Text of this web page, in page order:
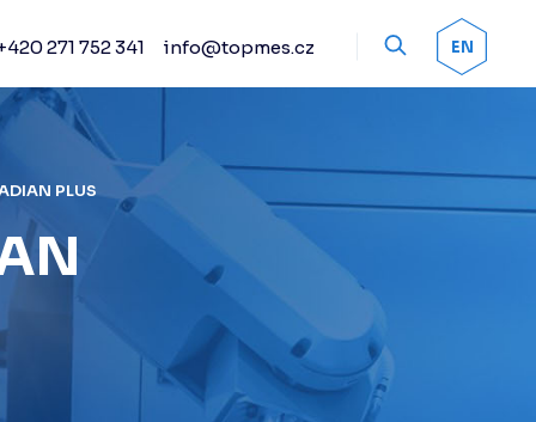
OK EN
Renishaw
Práškové spreje
Kalibrační artefakty
Ostatní příslušenství
Doteky Renishaw
Senzorika Renishaw
271 752 341 info@topmes.cz
PLUS